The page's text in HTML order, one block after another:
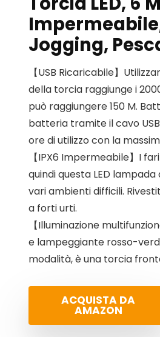
Jogging,
【USB Ricaricabile】
della torcia raggiunge i
può raggiungere 150 M.
batteria tramite il cavo
ore di utilizzo con la
【IPX6 Impermeabile】I
quindi questa LED
vari ambienti difficili.
a forti urti.
【Illuminazione
e lampeggiante rosso-
modalità, è una torcia
ACQUISTA DA
AMAZON